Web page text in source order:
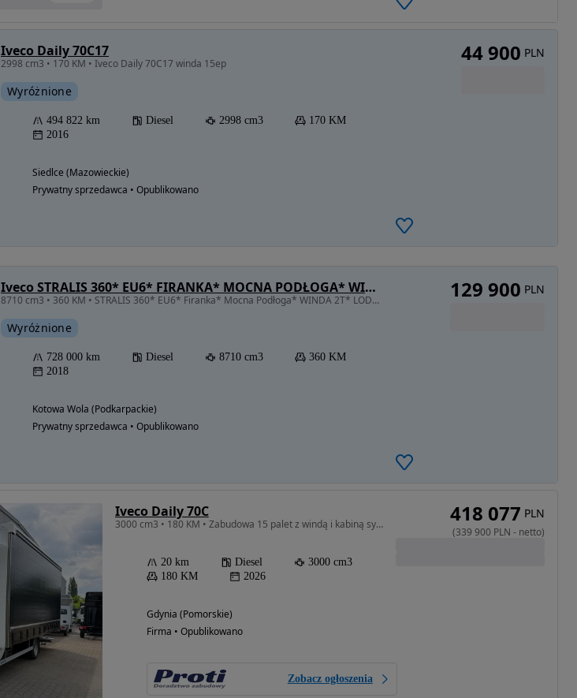
Możliwość
Iveco Daily 70C17
2998 cm3 • 170 KM • Iveco Daily 70C17 winda 15ep
Wyróżnione
494 822 km Diesel 2998 cm3
170 KM
2016
Siedlce (Mazowieckie)
Prywatny sprzedawca • Opublikowano
44 900 PLN
Iveco STRALIS 360* EU6* FIRANKA* MOCNA PODŁOGA* WINDA 2T* LODÓWKA* KLIMA POSTOJOWA*
8710 cm3 • 360 KM • STRALIS 360* EU6* Firanka* Mocna Podłoga* WINDA 2T* LODÓWKA* KLIMA POS
Wyróżnione
728 000 km Diesel 8710 cm3
360 KM
2018
Kotowa Wola (Podkarpackie)
Prywatny sprzedawca • Opublikowano
129 900 PLN
Iveco Daily 70C
3000 cm3 • 180 KM • Zabudowa 15 palet z windą i kabiną sypialną tylną, suwany dach
20 km Diesel
3000 cm3
180 KM
2026
Gdynia (Pomorskie)
Firma • Opublikowano
Zobacz ogłoszenia
418 077 PLN
(339 900 PLN - netto)